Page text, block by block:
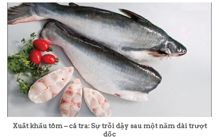
Xuất khẩu tôm – cá tra: Sự trỗi dậy sau một năm dài trượt
dốc